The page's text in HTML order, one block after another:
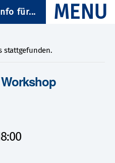
für...
stattgefunden.